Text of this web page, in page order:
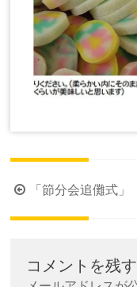
投
稿
「節分会追儺式」
コメントを残す